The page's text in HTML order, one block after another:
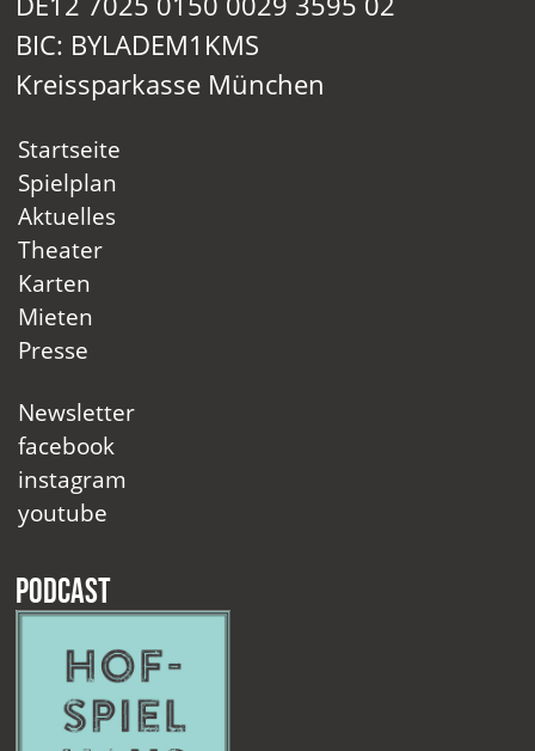
BIC: BYLADEM1KMS
Kreissparkasse München
Startseite
Spielplan
Aktuelles
Theater
Karten
Mieten
Presse
Newsletter
facebook
instagram
youtube
Podcast